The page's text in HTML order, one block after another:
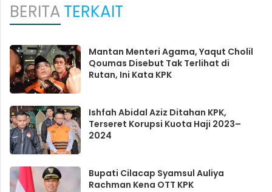
BERITATERKAIT
Mantan Menteri Agama, Yaqut Cholil
Qoumas Disebut Tak Terlihat di
Rutan, Ini Kata KPK
Ishfah Abidal Aziz Ditahan KPK,
Terseret Korupsi Kuota Haji 2023–
2024
Bupati Cilacap Syamsul Auliya
Rachman Kena OTT KPK